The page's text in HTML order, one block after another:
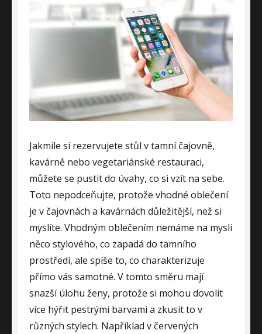
Jakmile si rezervujete stůl v tamní čajovně,
kavárně nebo vegetariánské restauraci,
můžete se pustit do úvahy, co si vzít na sebe.
Toto nepodceňujte, protože vhodné oblečení
je v čajovnách a kavárnách důležitější, než si
myslíte. Vhodným oblečením nemáme na mysli
něco stylového, co zapadá do tamního
prostředí, ale spíše to, co charakterizuje
přímo vás samotné. V tomto směru mají
snazší úlohu ženy, protože si mohou dovolit
více hýřit pestrými barvami a zkusit to v
různých stylech. Například v červených